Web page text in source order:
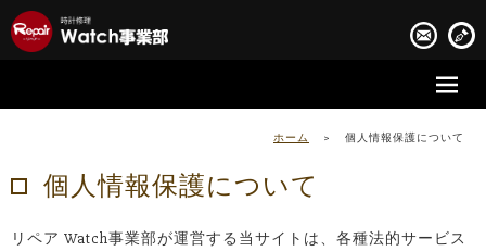
時計修理実績
ホーム > 個人情報保護について
個人情報保護について
リペア Watch事業部が運営する当サイトは、各種法的サービス